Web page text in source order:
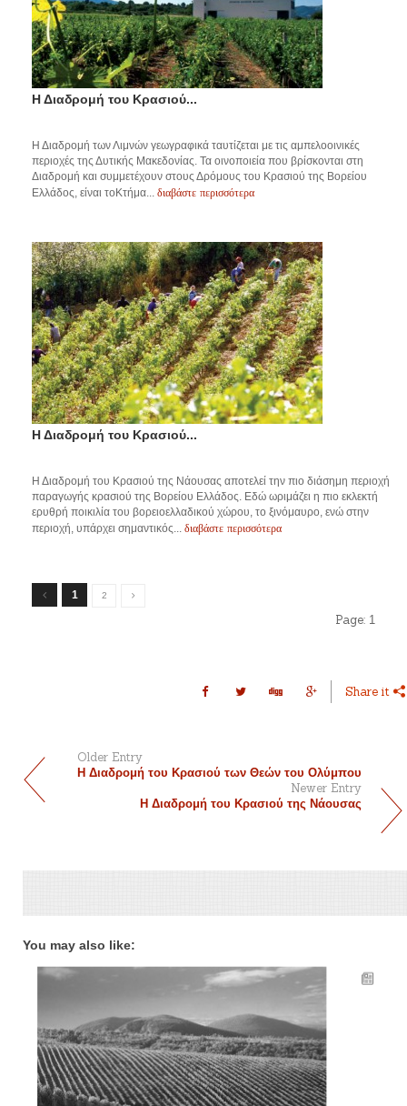
Η Διαδρομή του Κρασιού...
Η Διαδρομή των Λιμνών γεωγραφικά ταυτίζεται με τις αμπελοοινικές
περιοχές της Δυτικής Μακεδονίας. Τα οινοποιεία που βρίσκονται στη
Διαδρομή και συμμετέχουν στους Δρόμους του Κρασιού της Βορείου
Ελλάδος, είναι τοΚτήμα... διαβάστε περισσότερα
Η Διαδρομή του Κρασιού...
Η Διαδρομή του Κρασιού της Νάουσας αποτελεί την πιο διάσημη περιοχή
παραγωγής κρασιού της Βορείου Ελλάδος. Εδώ ωριμάζει η πιο εκλεκτή
ερυθρή ποικιλία του βορειοελλαδικού χώρου, το ξινόμαυρο, ενώ στην
περιοχή, υπάρχει σημαντικός... διαβάστε περισσότερα
1 2
Page: 1
Share it
Older Entry
Η Διαδρομή του Κρασιού των Θεών του Ολύμπου
Newer Entry
Η Διαδρομή του Κρασιού της Νάουσας
You may also like: